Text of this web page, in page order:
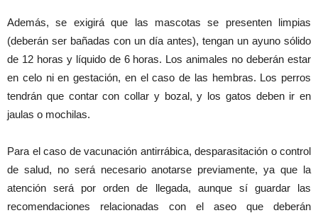
Además, se exigirá que las mascotas se presenten limpias
(deberán ser bañadas con un día antes), tengan un ayuno sólido
de 12 horas y líquido de 6 horas. Los animales no deberán estar
en celo ni en gestación, en el caso de las hembras. Los perros
tendrán que contar con collar y bozal, y los gatos deben ir en
jaulas o mochilas.
Para el caso de vacunación antirrábica, desparasitación o control
de salud, no será necesario anotarse previamente, ya que la
atención será por orden de llegada, aunque sí guardar las
recomendaciones relacionadas con el aseo que deberán